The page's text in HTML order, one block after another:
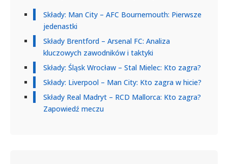
Składy: Man City – AFC Bournemouth: Pierwsze
jedenastki
Składy Brentford – Arsenal FC: Analiza
kluczowych zawodników i taktyki
Składy: Śląsk Wrocław – Stal Mielec: Kto zagra?
Składy: Liverpool – Man City: Kto zagra w hicie?
Składy Real Madryt – RCD Mallorca: Kto zagra?
Zapowiedź meczu